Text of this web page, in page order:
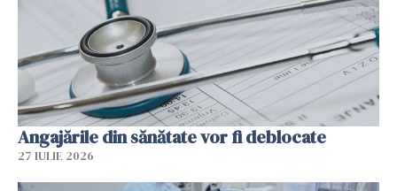
Angajările din sănătate vor fi deblocate
27 IULIE 2026